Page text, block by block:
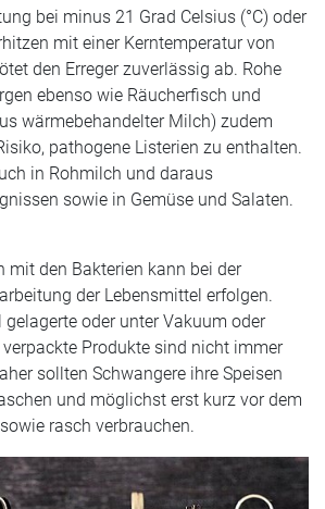
bei minus 21 Grad Celsius (°C) oder
mit einer Kerntemperatur von
den Erreger zuverlässig ab. Rohe
ebenso wie Räucherfisch und
wärmebehandelter Milch) zudem
pathogene Listerien zu enthalten.
in Rohmilch und daraus
sowie in Gemüse und Salaten.
mit den Bakterien kann bei der
der Lebensmittel erfolgen.
gelagerte oder unter Vakuum oder
Produkte sind nicht immer
sollten Schwangere ihre Speisen
und möglichst erst kurz vor dem
rasch verbrauchen.